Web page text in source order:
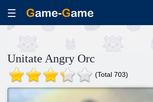
Unitate Angry Orc
(Total 703)